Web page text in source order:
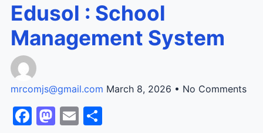
Edusol : School
Management System
mrcomjs@gmail.com March 8, 2026 • No Comments
Facebook
Mastodon
EmailShare